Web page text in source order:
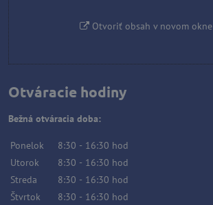
Otvoriť obsah v novom okne
Otváracie hodiny
Bežná otváracia doba:
Ponelok 8:30 - 16:30 hod
Utorok
8:30 - 16:30 hod
Streda
8:30 - 16:30 hod
Štvrtok
8:30 - 16:30 hod